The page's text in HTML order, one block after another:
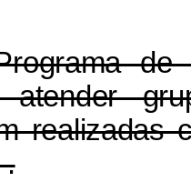
de
atender
realizadas
.